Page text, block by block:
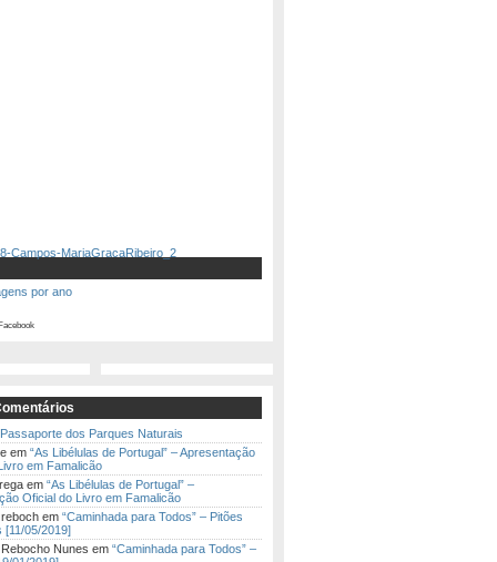
por ano
Passaporte dos Parques Naturais
em “As Libélulas de Portugal” – Apresentação
em Famalicão
em “As Libélulas de Portugal” –
Oficial do Livro em Famalicão
em “Caminhada para Todos” – Pitões
[11/05/2019]
Nunes em “Caminhada para Todos” –